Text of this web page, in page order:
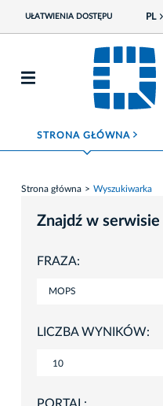
UŁATWIENIA DOSTĘPU PL
STRONA GŁÓWNA ROZWIŃ MENU
Strona główna Wyszukiwarka
Znajdź w serwisie
FRAZA:
LICZBA WYNIKÓW:
PORTAL: